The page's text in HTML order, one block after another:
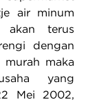
air minum
akan terus
dengan
maka
yang
Mei 2002,